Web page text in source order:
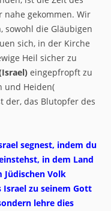
nahe gekommen. Wir
die Gläubigen
sich, in der Kirche
Heil sicher zu
eingepfropft zu
und Heiden(
der, das Blutopfer des
segnest, indem du
in dem Land
Jüdischen Volk
Israel zu seinem Gott
lehre dies